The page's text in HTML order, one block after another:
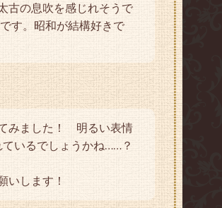
古の息吹を感じれそうで
す。昭和が結構好きで
みました！ 明るい表情
いるでしょうかね……？
します！